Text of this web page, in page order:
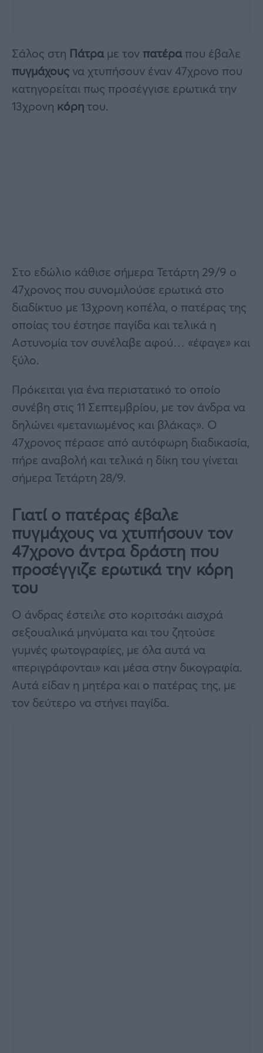
Σάλος στη Πάτραμε τονπατέραπου έβαλε
πυγμάχους να χτυπήσουν έναν 47χρονο που
κατηγορείται πως προσέγγισε ερωτικά την
13χρονη κόρητου.
Στο εδώλιο κάθισε σήμερα Τετάρτη 29/9 ο
47χρονος που συνομιλούσε ερωτικά στο
διαδίκτυο με 13χρονη κοπέλα, ο πατέρας της
οποίας του έστησε παγίδα και τελικά η
Αστυνομία τον συνέλαβε αφού… «έφαγε» και
ξύλο.
Πρόκειται για ένα περιστατικό το οποίο
συνέβη στις 11 Σεπτεμβρίου, με τον άνδρα να
δηλώνει «μετανιωμένος και βλάκας». Ο
47χρονος πέρασε από αυτόφωρη διαδικασία,
πήρε αναβολή και τελικά η δίκη του γίνεται
σήμερα Τετάρτη 28/9.
Γιατί ο πατέρας έβαλε
πυγμάχους να χτυπήσουν τον
47χρονο άντρα δράστη που
προσέγγιζε ερωτικά την κόρη
του
Ο άνδρας έστειλε στο κοριτσάκι αισχρά
σεξουαλικά μηνύματα και του ζητούσε
γυμνές φωτογραφίες, με όλα αυτά να
«περιγράφονται» και μέσα στην δικογραφία.
Αυτά είδαν η μητέρα και ο πατέρας της, με
τον δεύτερο να στήνει παγίδα.